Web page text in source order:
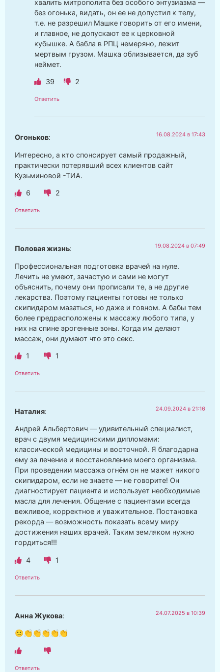
хвалить митрополита без особого энтузиазма —
без огонька, видать, он ее не допустил к телу,
т.е. не разрешил Машке говорить от его имени,
и главное, не допускают ее к церковной
кубышке. А бабла в РПЦ немеряно, лежит
мертвым грузом. Машка облизывается, да зуб
неймет.
39 2
Ответить
Огоньков: 16.08.2024 в 17:43
Интересно, а кто спонсирует самый продажный,
практически потерявший всех клиентов сайт
Кузьминовой -ТИА.
6 2
Ответить
Половая жизнь: 19.08.2024 в 07:49
Профессиональная подготовка врачей на нуле.
Лечить не умеют, зачастую и сами не могут
объяснить, почему они прописали те, а не другие
лекарства. Поэтому пациенты готовы не только
скипидаром мазаться, но даже и говном. А бабы тем
более предрасположены к массажу любого типа, у
них на спине эрогенные зоны. Когда им делают
массаж, они думают что это секс.
1 1
Ответить
Наталия: 24.09.2024 в 21:16
Андрей Альбертович — удивительный специалист,
врач с двумя медицинскими дипломами:
классической медицины и восточной. Я благодарна
ему за лечение и восстановление моего организма.
При проведении массажа огнём он не мажет никого
скипидаром, если не знаете — не говорите! Он
диагностирует пациента и использует необходимые
масла для лечения. Общение с пациентами всегда
вежливое, корректное и уважительное. Постановка
рекорда — возможность показать всему миру
достижения наших врачей. Таким земляком нужно
гордиться!!!
4 1
Ответить
Анна Жукова: 24.07.2025 в 10:39
🙂👏👏👏👏👏
Ответить